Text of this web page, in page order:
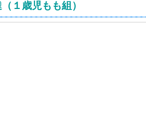
１歳児もも組）